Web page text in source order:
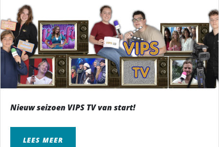
Nieuw seizoen VIPS TV van start!
LEES MEER